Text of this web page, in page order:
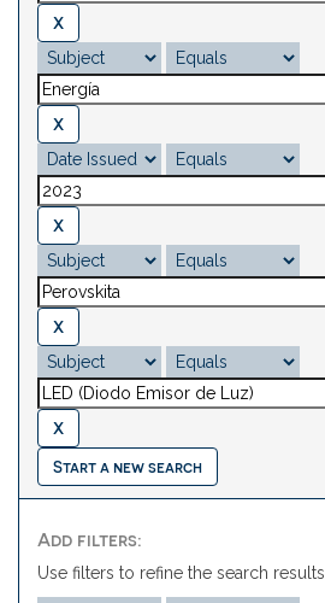
Start a new search
Add filters:
Use filters to refine the search results.